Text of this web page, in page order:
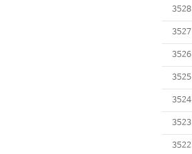
3528
3527
3526
3525
3524
3523
3522